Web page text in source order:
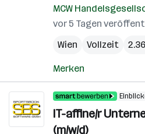
MCW
vor 5 Tagen
Wien
Vollzeit
Merken
IT-affine/r
(m/w/d)